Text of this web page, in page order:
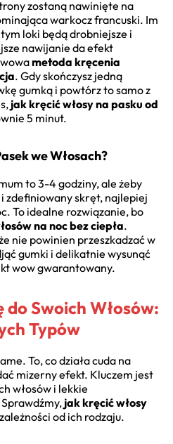
zostaną nawinięte na
warkocz francuski. Im
loki będą drobniejsze i
nawijanie da efekt
metoda kręcenia
. Gdy skończysz jedną
gumką i powtórz to samo z
jak kręcić włosy na pasku od
5 minut.
we Włosach?
to 3-4 godziny, ale żeby
zdefiniowany skręt, najlepiej
To idealne rozwiązanie, bo
na noc bez ciepła.
nie powinien przeszkadzać w
gumki i delikatnie wysunąć
wow gwarantowany.
Swoich Włosów:
Typów
To, co działa cuda na
mizerny efekt. Kluczem jest
włosów i lekkie
jak kręcić włosy
od ich rodzaju.